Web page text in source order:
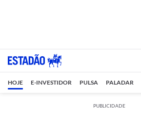
HOJE E-INVESTIDOR PULSA PALADAR
PUBLICIDADE